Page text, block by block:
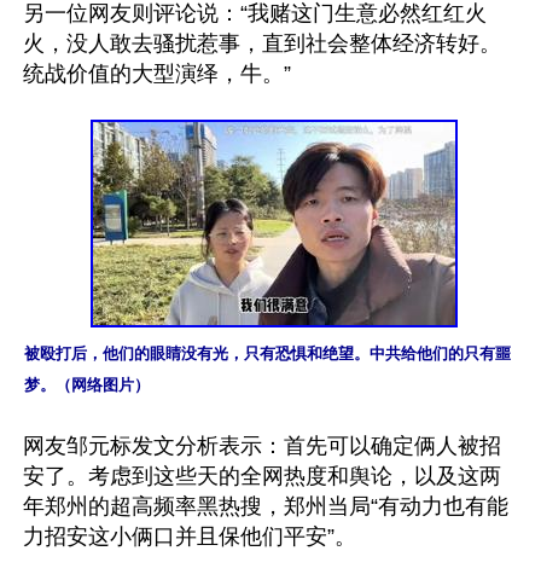
另一位网友则评论说：“我赌这门生意必然红红火
火，没人敢去骚扰惹事，直到社会整体经济转好。
统战价值的大型演绎，牛。”
被殴打后，他们的眼睛没有光，只有恐惧和绝望。中共给他们的只有噩
梦。（网络图片）
网友邹元标发文分析表示：首先可以确定俩人被招
安了。考虑到这些天的全网热度和舆论，以及这两
年郑州的超高频率黑热搜，郑州当局“有动力也有能
力招安这小俩口并且保他们平安”。